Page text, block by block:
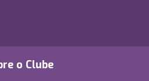
o Clube